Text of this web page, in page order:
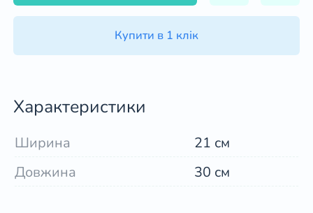
Купити в 1 клік
Характеристики
Ширина
21 см
Довжина
30 см